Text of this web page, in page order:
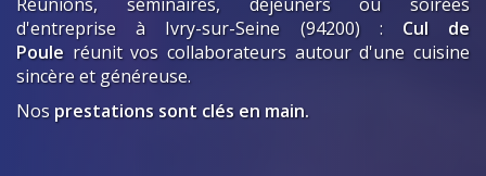
d'entrepriseà Ivry-sur-Seine (94200): Cul de
Poule réunit vos collaborateurs autour d'une cuisine
sincère et généreuse.
Nos prestations sont clés en main.